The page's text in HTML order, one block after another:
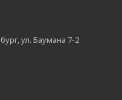
ул. Баумана 7-2